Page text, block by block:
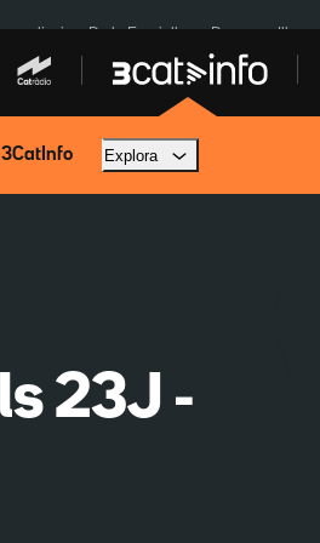
eclipsi De la Espriella Dos anys Illa
3CatInfo Explora
23J -